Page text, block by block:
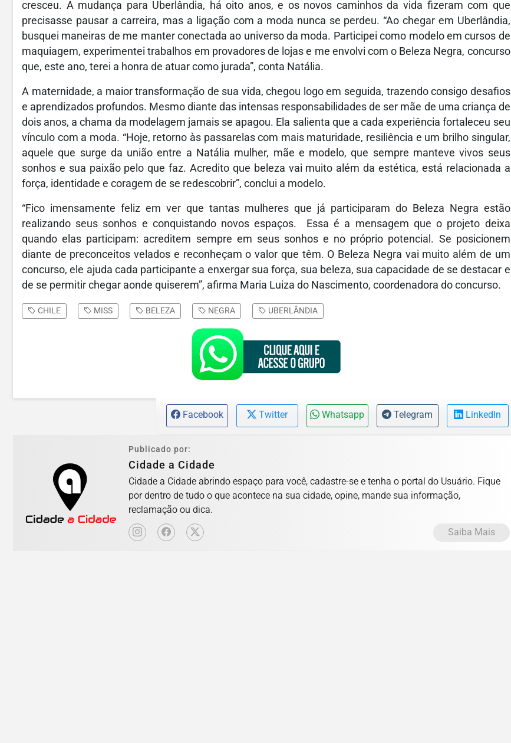
cresceu. A mudança para Uberlândia, há oito anos, e os novos caminhos da vida fizeram com que
precisasse pausar a carreira, mas a ligação com a moda nunca se perdeu. “Ao chegar em Uberlândia,
busquei maneiras de me manter conectada ao universo da moda. Participei como modelo em cursos de
maquiagem, experimentei trabalhos em provadores de lojas e me envolvi com o Beleza Negra, concurso
que, este ano, terei a honra de atuar como jurada”, conta Natália.
A maternidade, a maior transformação de sua vida, chegou logo em seguida, trazendo consigo desafios
e aprendizados profundos. Mesmo diante das intensas responsabilidades de ser mãe de uma criança de
dois anos, a chama da modelagem jamais se apagou. Ela salienta que a cada experiência fortaleceu seu
vínculo com a moda. “Hoje, retorno às passarelas com mais maturidade, resiliência e um brilho singular,
aquele que surge da união entre a Natália mulher, mãe e modelo, que sempre manteve vivos seus
sonhos e sua paixão pelo que faz. Acredito que beleza vai muito além da estética, está relacionada a
força, identidade e coragem de se redescobrir”, conclui a modelo.
“Fico imensamente feliz em ver que tantas mulheres que já participaram do Beleza Negra estão
realizando seus sonhos e conquistando novos espaços. Essa é a mensagem que o projeto deixa
quando elas participam: acreditem sempre em seus sonhos e no próprio potencial. Se posicionem
diante de preconceitos velados e reconheçam o valor que têm. O Beleza Negra vai muito além de um
concurso, ele ajuda cada participante a enxergar sua força, sua beleza, sua capacidade de se destacar e
de se permitir chegar aonde quiserem”, afirma Maria Luiza do Nascimento, coordenadora do concurso.
CHILE MISS BELEZA NEGRA UBERLÂNDIA
Facebook Twitter Whatsapp Telegram LinkedIn
Publicado por:
Cidade a Cidade
Cidade a Cidade abrindo espaço para você, cadastre-se e tenha o portal do Usuário. Fique
por dentro de tudo o que acontece na sua cidade, opine, mande sua informação,
reclamação ou dica.
Saiba Mais